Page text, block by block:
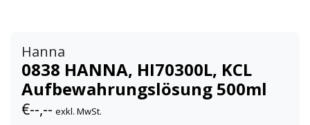
Hanna
0838 HANNA, HI70300L, KCL
Aufbewahrungslösung 500ml
€--,-- exkl. MwSt.